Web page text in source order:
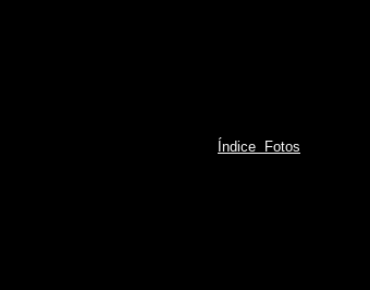
Índice Fotos